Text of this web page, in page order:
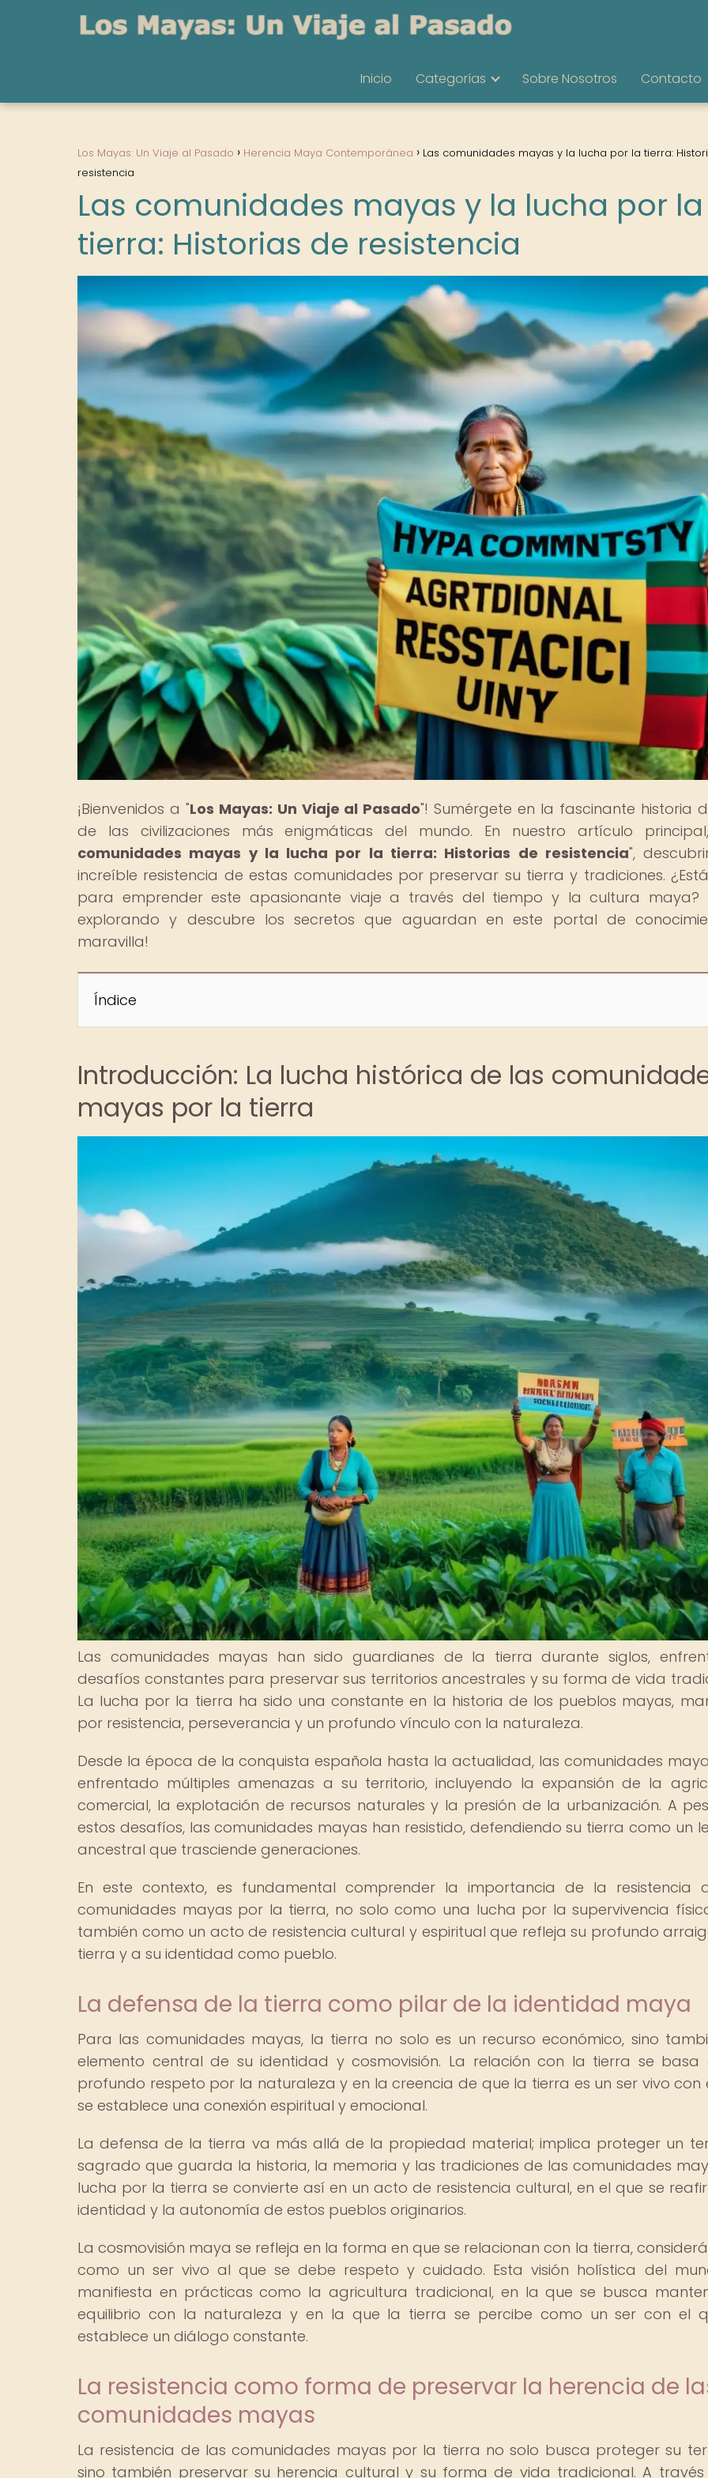
Inicio Categorías Sobre Nosotros Contacto
Los Mayas: Un Viaje al Pasado Herencia Maya Contemporánea
Las comunidades mayas y la lucha por la tierra:
resistencia
Las comunidades mayas y la lucha por la
tierra: Historias de resistencia
¡Bienvenidos a "Los Mayas: Un Viaje al Pasado"! Sumérgete en la fascinante historia
de las civilizaciones más enigmáticas del mundo. En nuestro artículo
comunidades mayas y la lucha por la tierra: Historias de resistencia",
increíble resistencia de estas comunidades por preservar su tierra y tradiciones.
para emprender este apasionante viaje a través del tiempo y la cultura maya?
explorando y descubre los secretos que aguardan en este portal de
maravilla!
Índice
Introducción: La lucha histórica de las
mayas por la tierra
Las comunidades mayas han sido guardianes de la tierra durante siglos,
desafíos constantes para preservar sus territorios ancestrales y su forma de vida
La lucha por la tierra ha sido una constante en la historia de los pueblos mayas,
por resistencia, perseverancia y un profundo vínculo con la naturaleza.
Desde la época de la conquista española hasta la actualidad, las comunidades
enfrentado múltiples amenazas a su territorio, incluyendo la expansión de la
comercial, la explotación de recursos naturales y la presión de la urbanización. A
estos desafíos, las comunidades mayas han resistido, defendiendo su tierra como un
ancestral que trasciende generaciones.
En este contexto, es fundamental comprender la importancia de la resistencia
comunidades mayas por la tierra, no solo como una lucha por la supervivencia
también como un acto de resistencia cultural y espiritual que refleja su profundo
tierra y a su identidad como pueblo.
La defensa de la tierra como pilar de la identidad maya
Para las comunidades mayas, la tierra no solo es un recurso económico, sino
elemento central de su identidad y cosmovisión. La relación con la tierra se basa
profundo respeto por la naturaleza y en la creencia de que la tierra es un ser vivo con
se establece una conexión espiritual y emocional.
La defensa de la tierra va más allá de la propiedad material; implica proteger un
sagrado que guarda la historia, la memoria y las tradiciones de las comunidades
lucha por la tierra se convierte así en un acto de resistencia cultural, en el que se
identidad y la autonomía de estos pueblos originarios.
La cosmovisión maya se refleja en la forma en que se relacionan con la tierra,
como un ser vivo al que se debe respeto y cuidado. Esta visión holística del
manifiesta en prácticas como la agricultura tradicional, en la que se busca
equilibrio con la naturaleza y en la que la tierra se percibe como un ser con el
establece un diálogo constante.
La resistencia como forma de preservar la herencia de
comunidades mayas
La resistencia de las comunidades mayas por la tierra no solo busca proteger su
sino también preservar su herencia cultural y su forma de vida tradicional. A